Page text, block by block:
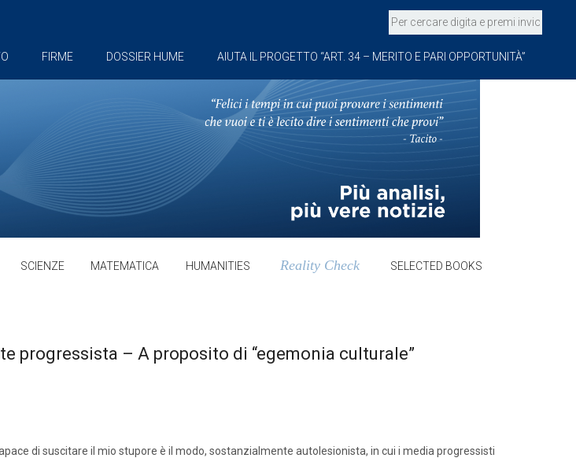
FIRME DOSSIER HUME AIUTA IL PROGETTO “ART. 34 – MERITO E PARI OPPORTUNITÀ”
SCIENZE MATEMATICA HUMANITIES Reality Check SELECTED BOOKS
progressista – A proposito di “egemonia culturale”
di suscitare il mio stupore è il modo, sostanzialmente autolesionista, in cui i media progressisti